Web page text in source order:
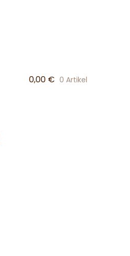
0,00 € 0 Artikel